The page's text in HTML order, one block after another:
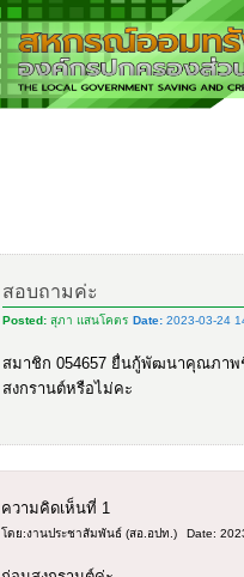
สอบถามค่ะ
Posted: สุภา แสนโคตร Date: 2023-03-24
สมาชิก 054657 ยื่นกู้พัฒนาคุณภาพ
สงกรานต์หรือไม่คะ
ความคิดเห็นที่ 1
โดย:งานประชาสัมพันธ์ (สอ.อปท.) Date: